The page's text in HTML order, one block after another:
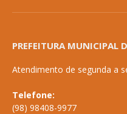
PREFEITURA MUNICIPAL
Atendimento de segunda a
Telefone:
(98) 98408-9977